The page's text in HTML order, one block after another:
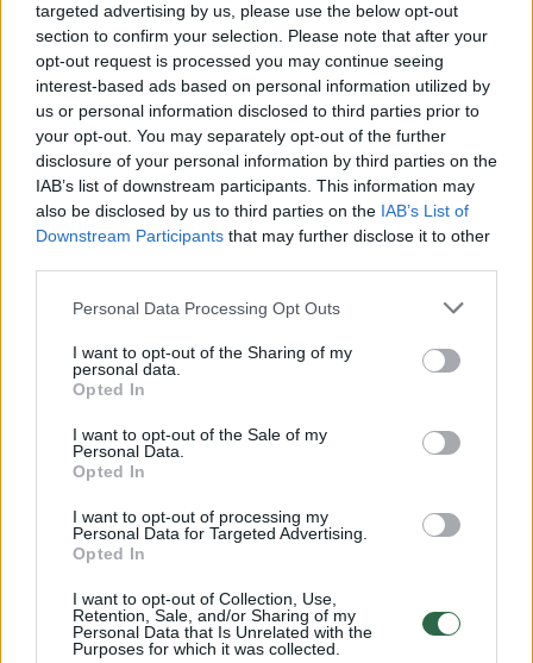
targeted advertising by us, please use the below opt-out
section to confirm your selection. Please note that after your
opt-out request is processed you may continue seeing
interest-based ads based on personal information utilized by
us or personal information disclosed to third parties prior to
your opt-out. You may separately opt-out of the further
disclosure of your personal information by third parties on the
IAB’s list of downstream participants. This information may
also be disclosed by us to third parties on the IAB’s List of
Downstream Participants that may further disclose it to other
Personal Data Processing Opt Outs
I want to opt-out of the Sharing of my
personal data.
Opted In
I want to opt-out of the Sale of my
Personal Data.
Opted In
I want to opt-out of processing my
Personal Data for Targeted Advertising.
Opted In
I want to opt-out of Collection, Use,
Retention, Sale, and/or Sharing of my
Personal Data that Is Unrelated with the
Purposes for which it was collected.
Visi įrašai
Žiūrimiausi įrašai
00:00:49
Pateikė daugiau detalių apie iš tėvų paimtus šešis
00:00:30
Vaizdai iš tragiškos avarijos Vilniaus r.: dviejų moterų ir
vaiko gyvybių išgelbėti nepavyko
Žinios | Lietuvos diena
00:00:59
Nufilmavo, kaip patvino Vilniaus Vakarinis aplinkkelis:
vaizdas pribloškia
Žinios | Lietuvos diena